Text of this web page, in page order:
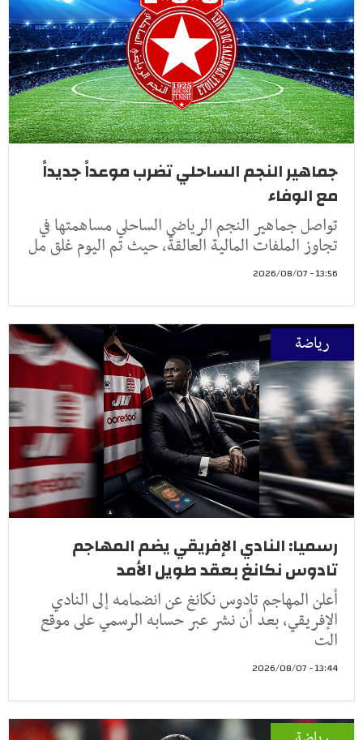
جماهير النجم الساحلي تضرب موعداً جديداً
مع الوفاء
تواصل جماهير النجم الرياضي الساحلي مساهمتها في
تجاوز الملفات المالية العالقة، حيث تم اليوم غلق مل
13:56 - 2026/08/07
رياضة
رسميا: النادي الإفريقي يضم المهاجم
تادوس نكانغ بعقد طويل الأمد
أعلن المهاجم تادوس نكانغ عن انضمامه إلى النادي
الإفريقي، بعد أن نشر عبر حسابه الرسمي على موقع
الت
13:44 - 2026/08/07